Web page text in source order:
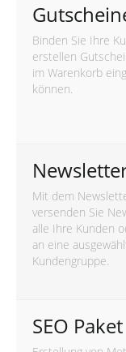
Binden Sie Ihre
erstellen
im Warenkorb
können.
Mit dem
versenden Sie
alle Ihre Kunden
an eine
Kundengruppe.
SEO Paket